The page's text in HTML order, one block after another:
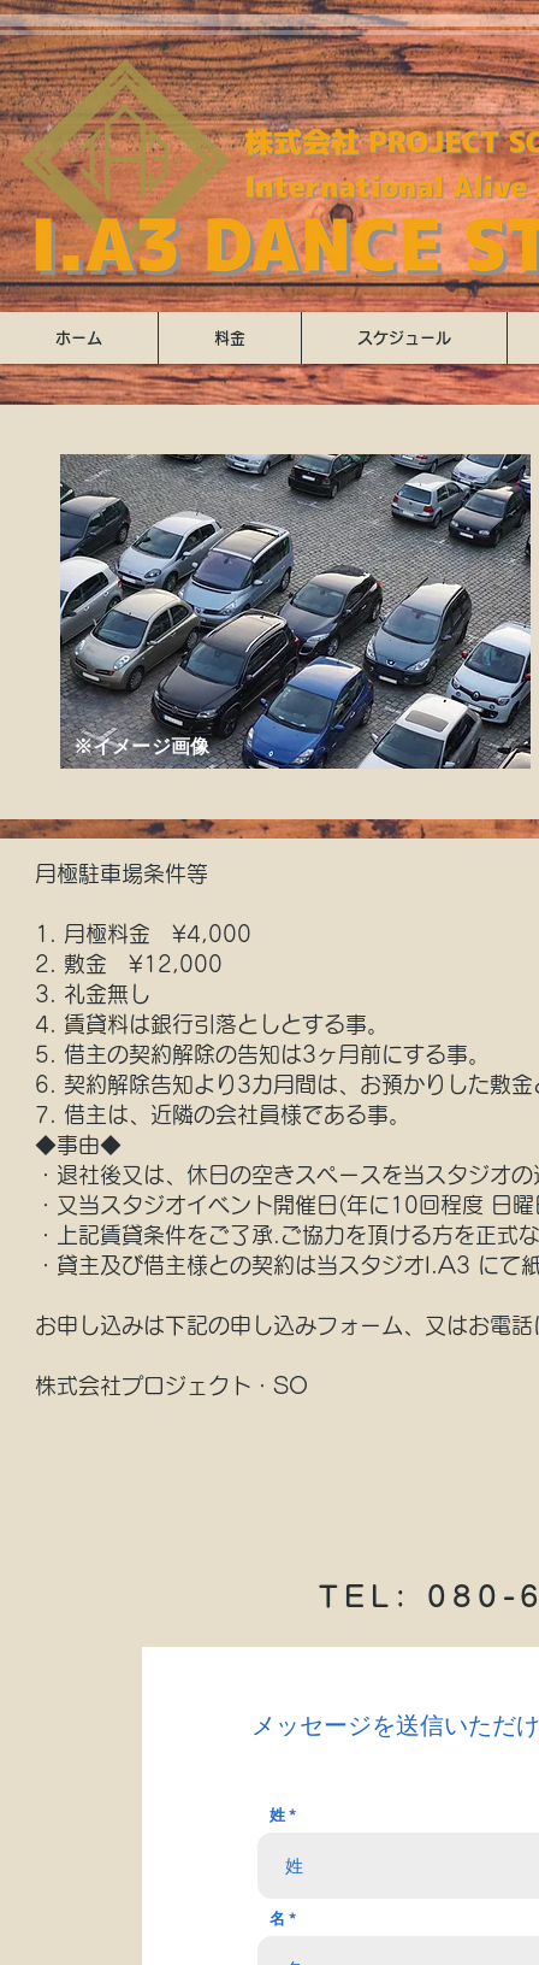
ホーム 料金 スケジュール
※​イメージ画像
月極駐車場条件等
1. 月極料金 ¥4,000
2. 敷金 ¥12,000
3. 礼金無し
4. 賃貸料は銀行引落としとする事。
5. 借主の契約解除の告知は3ヶ月前にする事。
6. 契約解除告知より3カ月間は、お預かりした敷
7. 借主は、近隣の会社員様である事。
◆事由◆
・退社後又は、休日の空きスペースを当スタジオ
・又当スタジオイベント開催日(年に10回程度 日
・上記賃貸条件をご了承.ご協力を頂ける方を正式
・貸主及び借主様との契約は当スタジオI.A3 にて
お申し込みは下記の申し込みフォーム、又はお電
株式会社プロジェクト・SO
TEL: 080-
メッセージを送信いただ
姓
名